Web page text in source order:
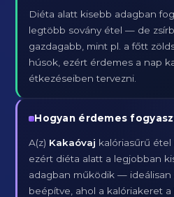
Diéta alatt kisebb adagban
legtöbb sovány étel — de
gazdagabb, mint pl. a főtt
húsok, ezért érdemes a nap
étkezéseiben tervezni.
Hogyan érdemes
A(z) Kakaóvaj kalóriasűrű étel
ezért diéta alatt a legjobban
adagban működik —
beépítve, ahol a kalóriakeret a